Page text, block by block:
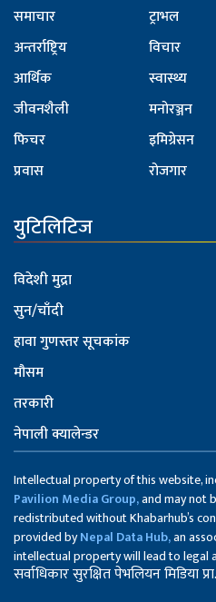
समाचार
अन्तर्राष्ट्रिय
आर्थिक
जीवनशैली
फिचर
प्रवास
ट्राभल
विचार
स्वास्थ्य
मनोरञ्जन
इमिग्रेसन
रोजगार
युटिलिटिज
विदेशी मुद्रा
सुन/चाँदी
हावा गुणस्तर सूचकांक
मौसम
तरकारी
नेपाली क्यालेन्डर
Intellectual property of this website,
Pavilion Media Group,and may not
redistributed without Khabarhub’s
provided byNepal Data Hub,an
intellectual property will lead to legal
सर्वाधिकार सुरक्षित पेभलियन मिडिया